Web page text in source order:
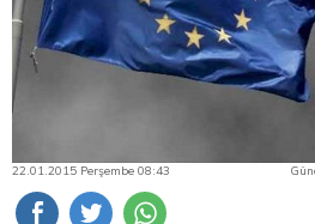
22.01.2015 Perşembe 08:43